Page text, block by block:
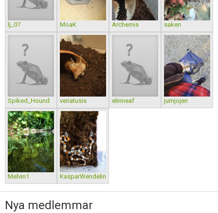
lj_07 MoaK Archemis saken
Spiked_Hound venatusis elinneaf jumjojen
Melvin1 KasparWendelin
Nya medlemmar